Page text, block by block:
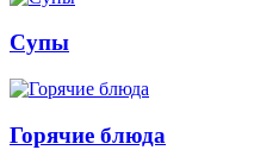
Супы
Горячие блюда